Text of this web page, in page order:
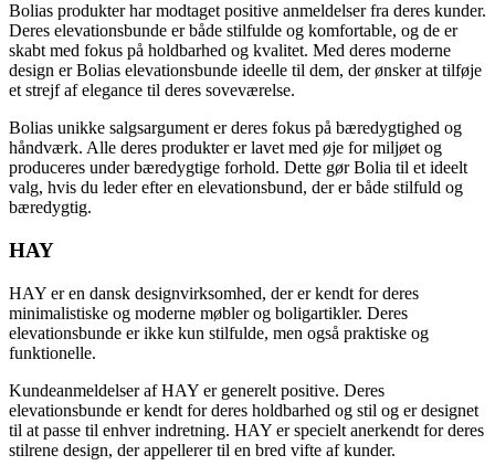
Bolias produkter har modtaget positive anmeldelser fra deres kunder.
Deres elevationsbunde er både stilfulde og komfortable, og de er
skabt med fokus på holdbarhed og kvalitet. Med deres moderne
design er Bolias elevationsbunde ideelle til dem, der ønsker at tilføje
et strejf af elegance til deres soveværelse.
Bolias unikke salgsargument er deres fokus på bæredygtighed og
håndværk. Alle deres produkter er lavet med øje for miljøet og
produceres under bæredygtige forhold. Dette gør Bolia til et ideelt
valg, hvis du leder efter en elevationsbund, der er både stilfuld og
bæredygtig.
HAY
HAY er en dansk designvirksomhed, der er kendt for deres
minimalistiske og moderne møbler og boligartikler. Deres
elevationsbunde er ikke kun stilfulde, men også praktiske og
funktionelle.
Kundeanmeldelser af HAY er generelt positive. Deres
elevationsbunde er kendt for deres holdbarhed og stil og er designet
til at passe til enhver indretning. HAY er specielt anerkendt for deres
stilrene design, der appellerer til en bred vifte af kunder.